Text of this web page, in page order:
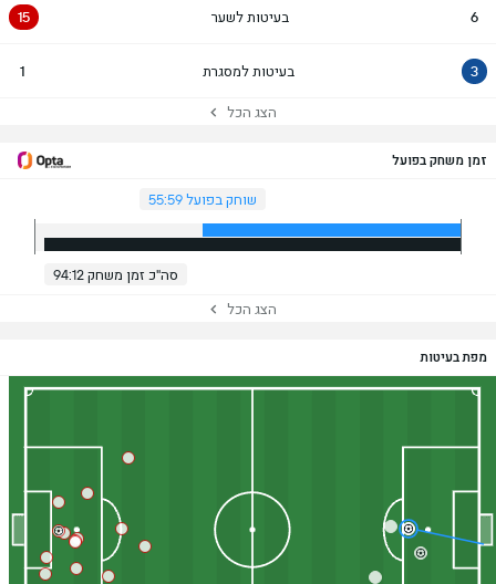
6 בעיטות לשער 15
3 בעיטות למסגרת 1
הצג הכל
זמן משחק בפועל
שוחק בפועל 55:59
סה"כ זמן משחק 94:12
הצג הכל
מפת בעיטות